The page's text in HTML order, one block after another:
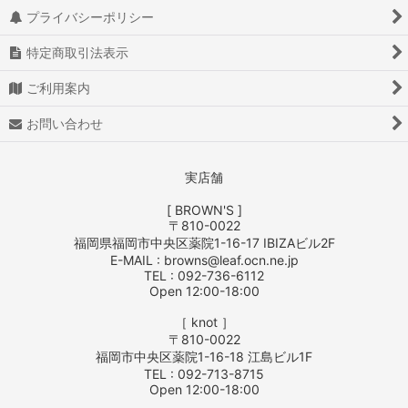
プライバシーポリシー
特定商取引法表示
ご利用案内
お問い合わせ
実店舗
[ BROWN'S ]
〒810-0022
福岡県福岡市中央区薬院1-16-17 IBIZAビル2F
E-MAIL : browns@leaf.ocn.ne.jp
TEL : 092-736-6112
Open 12:00-18:00
［ knot ］
〒810-0022
福岡市中央区薬院1-16-18 江島ビル1F
TEL : 092-713-8715
Open 12:00-18:00